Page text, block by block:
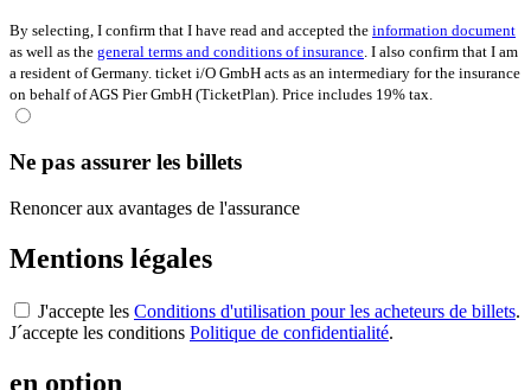
By selecting, I confirm that I have read and accepted the information document
as well as the general terms and conditions of insurance . I also confirm that I am
a resident of Germany. ticket i/O GmbH acts as an intermediary for the insurance
on behalf of AGS Pier GmbH (TicketPlan). Price includes 19% tax.
Ne pas assurer les billets
Renoncer aux avantages de l'assurance
Mentions légales
J'accepte les Conditions d'utilisation pour les acheteurs de billets.
J´accepte les conditions Politique de confidentialité.
en option